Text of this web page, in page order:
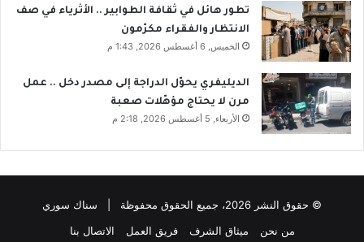
تطور هائل في ثقافة الطوابير .. الأثرياء في صف
الانتظار والفقراء مكرّمون
الخميس, 6 أغسطس 2026, 1:43 م
الديليفري يحوّل الدراجة إلى مصدر دخل .. عمل
مرن لا يحتاج مؤهّلات صعبة
الأربعاء, 5 أغسطس 2026, 2:18 م
© حقوق النشر 2026، جميع الحقوق محفوظة | سناك سوري
من نحن
ميثاق الشرف فريق العمل الاتصال بنا